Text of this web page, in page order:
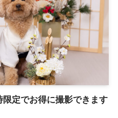
限定でお得に撮影できます